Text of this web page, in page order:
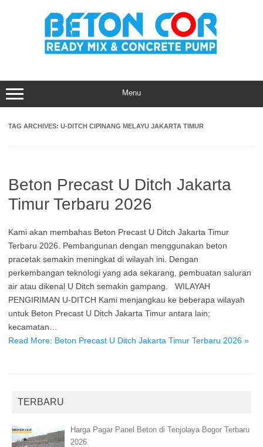
Menu
TAG ARCHIVES: U-DITCH CIPINANG MELAYU JAKARTA TIMUR
Beton Precast U Ditch Jakarta
Timur Terbaru 2026
Kami akan membahas Beton Precast U Ditch Jakarta Timur
Terbaru 2026. Pembangunan dengan menggunakan beton
pracetak semakin meningkat di wilayah ini. Dengan
perkembangan teknologi yang ada sekarang, pembuatan saluran
air atau dikenal U Ditch semakin gampang. WILAYAH
PENGIRIMAN U-DITCH Kami menjangkau ke beberapa wilayah
untuk Beton Precast U Ditch Jakarta Timur antara lain;
kecamatan…
Read More: Beton Precast U Ditch Jakarta Timur Terbaru 2026 »
TERBARU
Harga Pagar Panel Beton di Tenjolaya Bogor Terbaru
2026